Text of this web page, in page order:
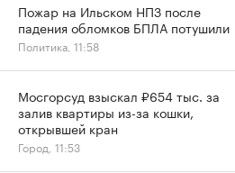
Пожар на Ильском НПЗ после
падения обломков БПЛА потушили
Политика, 11:58
Мосгорсуд взыскал ₽654 тыс. за
залив квартиры из-за кошки,
открывшей кран
Город, 11:53